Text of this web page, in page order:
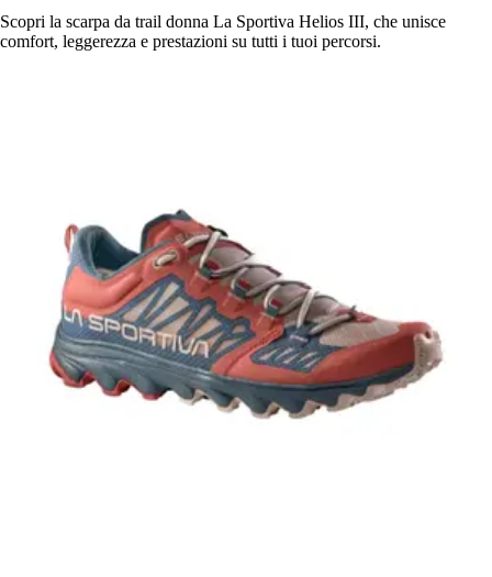
Scopri la scarpa da trail donna La Sportiva Helios III, che unisce
comfort, leggerezza e prestazioni su tutti i tuoi percorsi.